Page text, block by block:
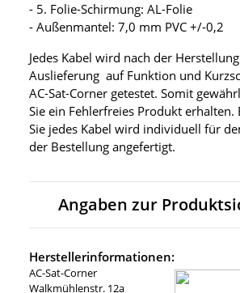
- 5. Folie-Schirmung: AL-Folie
- Außenmantel: 7,0 mm PVC +/-0,2
Jedes Kabel wird nach der
Auslieferung auf Funktion und
AC-Sat-Corner getestet. Somit
Sie ein Fehlerfreies Produkt erhalten.
Sie jedes Kabel wird individuell für
der Bestellung angefertigt.
Angaben zur
Herstellerinformationen:
AC-Sat-Corner
Walkmühlenstr. 12a